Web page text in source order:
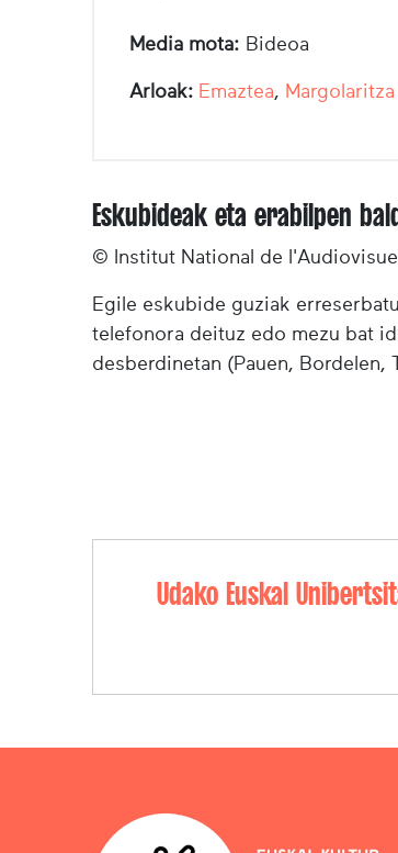
Media mota: Bideoa
Arloak: Emaztea, Margolaritza
Eskubideak eta erabilpen
© Institut National de
Egile eskubide guziak
telefonora deituz edo mezu bat
desberdinetan (Pauen, Bordelen,
Udako Euskal